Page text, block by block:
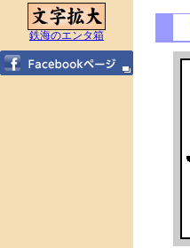
鉄海のエンタ箱